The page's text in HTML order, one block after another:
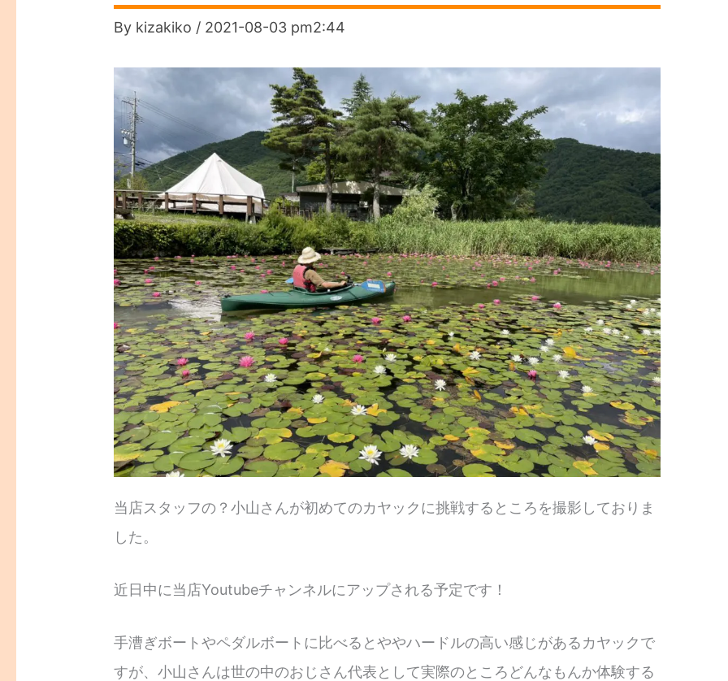
By kizakiko / 2021-08-03 pm2:44
当店スタッフの？小山さんが初めてのカヤックに挑戦するところを撮影しておりま
した。
近日中に当店Youtubeチャンネルにアップされる予定です！
手漕ぎボートやペダルボートに比べるとややハードルの高い感じがあるカヤックで
すが、小山さんは世の中のおじさん代表として実際のところどんなもんか体験する